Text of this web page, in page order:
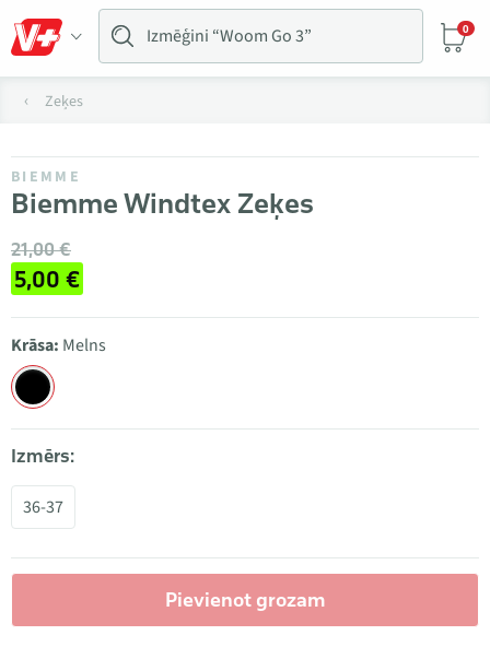
0
Zeķes
BIEMME
Biemme Windtex Zeķes
21,00 €
5,00 €
Krāsa: Melns
Izmērs:
36-37
Pievienot grozam